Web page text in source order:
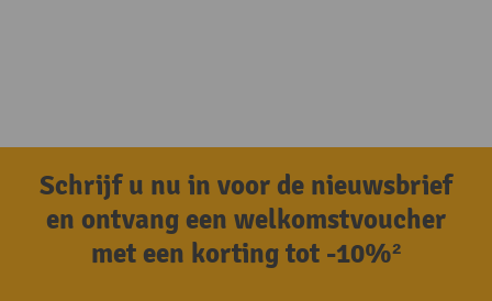
Schrijf u nu in voor de nieuwsbrief
en ontvang een welkomstvoucher
met een korting tot -10%²